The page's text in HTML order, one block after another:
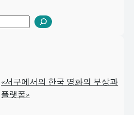
«서구에서의 한국 영화의 부상과
플랫폼»